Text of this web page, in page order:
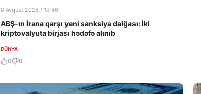
8 Avqust 2026 / 13:46
ABŞ-ın İrana qarşı yeni sanksiya dalğası: İki
kriptovalyuta birjası hədəfə alınıb
DÜNYA
0 0